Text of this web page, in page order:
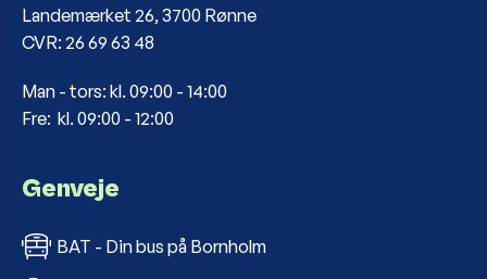
Landemærket 26, 3700 Rønne
CVR: 26 69 63 48
Man - tors: kl. 09:00 - 14:00
Fre: kl. 09:00 - 12:00
Genveje
BAT - Din bus på Bornholm